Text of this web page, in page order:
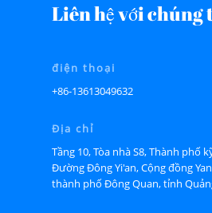
Liên hệ với chúng
điện thoại
+86-13613049632
Địa chỉ
Tầng 10, Tòa nhà S8, Thành phố
Đường Đông Yi'an, Cộng đồng
thành phố Đông Quan, tỉnh